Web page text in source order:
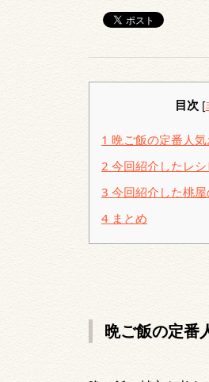
目次 [
1 晩ご飯の定番人
2 今回紹介したレ
3 今回紹介した桃
4 まとめ
晩ご飯の定番